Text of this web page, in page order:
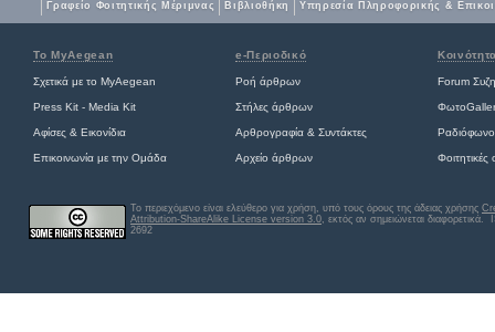
Γραφείο Φοιτητικής Μέριμνας Βιβλιοθήκη Yπηρεσία Πληροφορικής &
Το MyAegean e-Περιοδικό
Σχετικά με το MyAegean Ροή άρθρων Forum
Press Kit - Media Kit Στήλες άρθρων
Αφίσες & Εικονίδια Αρθρογραφία & Συντάκτες Ραδιόφωνο
Επικοινωνία με την Ομάδα Αρχείο άρθρων
Το περιεχόμενο είναι ελεύθερο για χρήση, υπό τους όρους της άδειας χρήσης
Attribution-ShareAlike License version 3.0, εκτός αν σημειώνεται διαφορετικά.
2692